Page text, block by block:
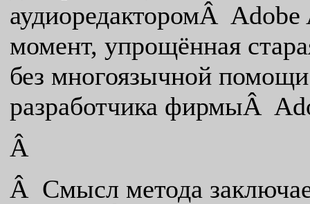
аудиоредакторомÂ
момент, упрощённая
без многоязычной
разработчика фирмыÂ
Â
Â Смысл метода